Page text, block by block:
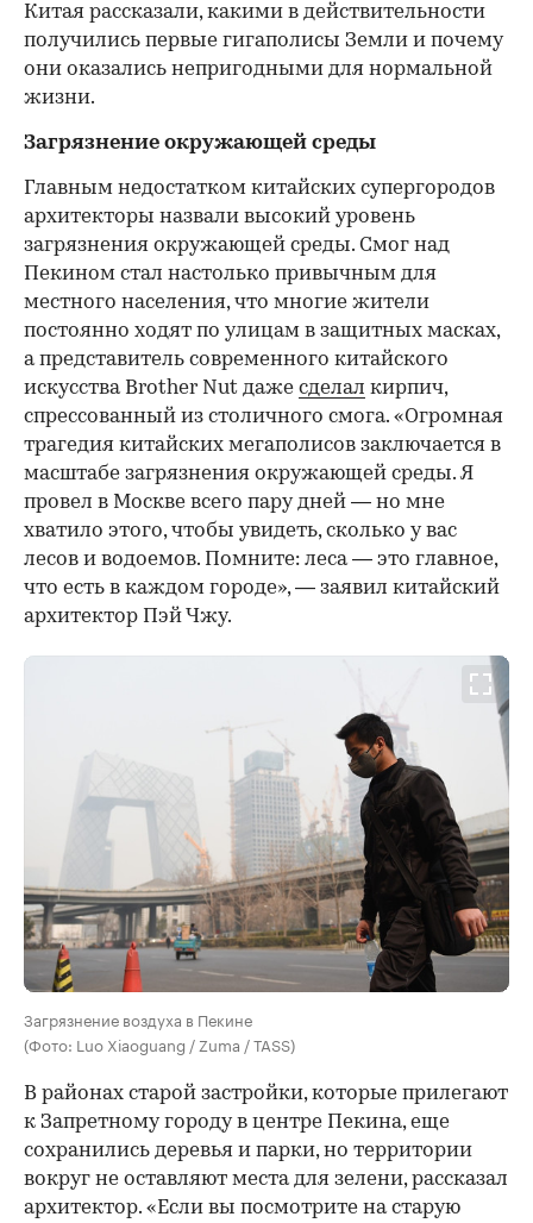
Китая рассказали, какими в действительности
получились первые гигаполисы Земли и почему
они оказались непригодными для нормальной
жизни.
Загрязнение окружающей среды
Главным недостатком китайских супергородов
архитекторы назвали высокий уровень
загрязнения окружающей среды. Смог над
Пекином стал настолько привычным для
местного населения, что многие жители
постоянно ходят по улицам в защитных масках,
а представитель современного китайского
искусства Brother Nut даже сделал кирпич,
спрессованный из столичного смога. «Огромная
трагедия китайских мегаполисов заключается в
масштабе загрязнения окружающей среды. Я
провел в Москве всего пару дней — но мне
хватило этого, чтобы увидеть, сколько у вас
лесов и водоемов. Помните: леса — это главное,
что есть в каждом городе», — заявил китайский
архитектор Пэй Чжу.
Загрязнение воздуха в Пекине
(Фото: Luo Xiaoguang / Zuma / TASS)
В районах старой застройки, которые прилегают
к Запретному городу в центре Пекина, еще
сохранились деревья и парки, но территории
вокруг не оставляют места для зелени, рассказал
архитектор. «Если вы посмотрите на старую